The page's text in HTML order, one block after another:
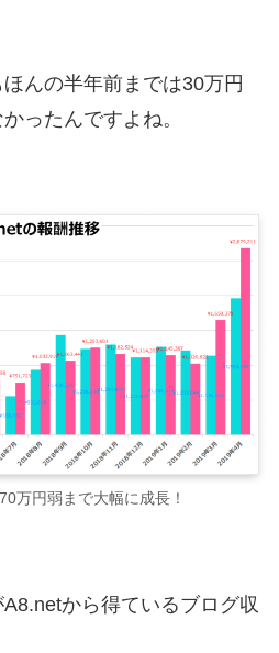
んの半年前までは30万円
ったんですよね。
万円弱まで大幅に成長！
から得ているブログ収